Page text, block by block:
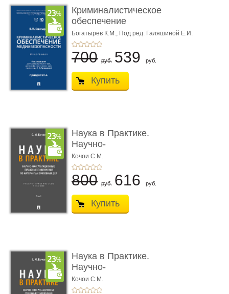
Криминалистическое
обеспечение
медиабезопас� ...
Богатырев К.М., Под ред. Галяшиной Е.И.
700 руб. 539 руб.
Купить
Наука в Практике.
Научно-
консультационные (пра
...
Кочои С.М.
800 руб. 616 руб.
Купить
Наука в Практике.
Научно-
консультационные (пра
...
Кочои С.М.